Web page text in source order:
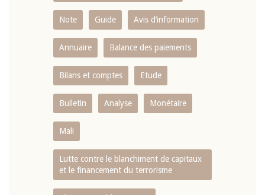
Note Guide Avis d’information
Annuaire Balance des paiements
Bilans et comptes Etude
Bulletin Analyse Monétaire
Mali
Lutte contre le blanchiment de capitaux
et le financement du terrorisme